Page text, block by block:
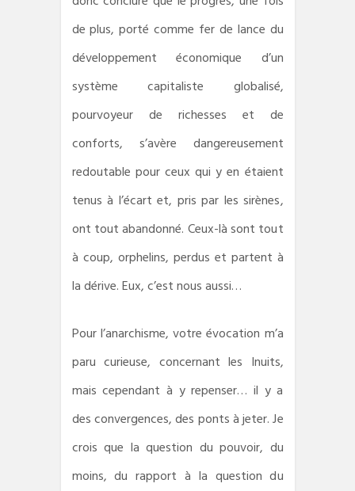
de plus, porté comme fer de lance du
développement économique d’un
système capitaliste globalisé,
pourvoyeur de richesses et de
conforts, s’avère dangereusement
redoutable pour ceux qui y en étaient
tenus à l’écart et, pris par les sirènes,
ont tout abandonné. Ceux-là sont tout
à coup, orphelins, perdus et partent à
la dérive. Eux, c’est nous aussi…
Pour l’anarchisme, votre évocation m’a
paru curieuse, concernant les Inuits,
mais cependant à y repenser… il y a
des convergences, des ponts à jeter. Je
crois que la question du pouvoir, du
moins, du rapport à la question du